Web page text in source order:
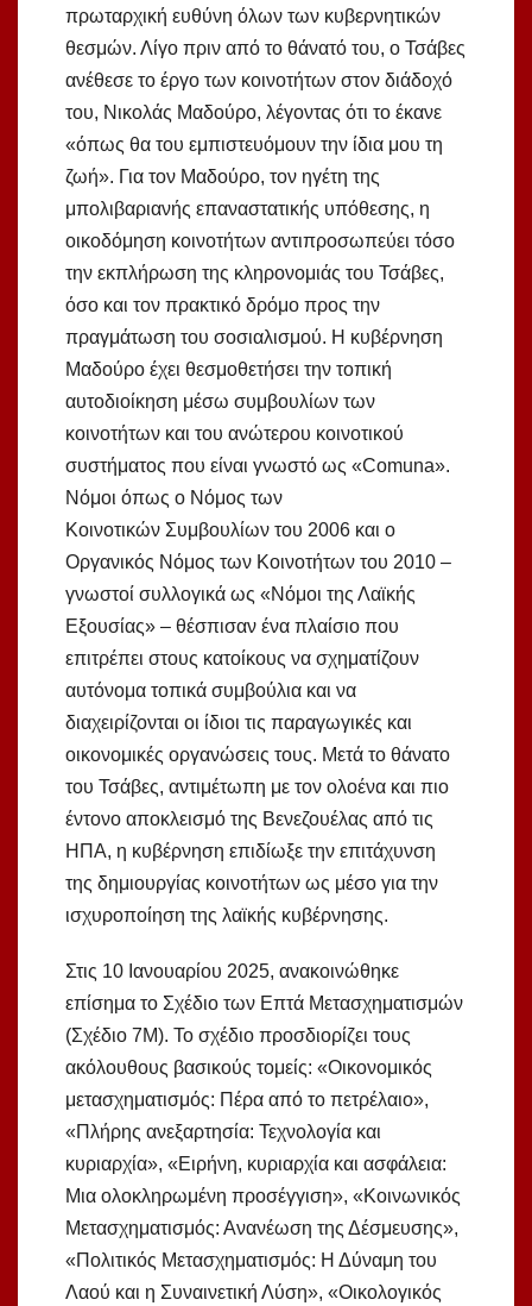
πρωταρχική ευθύνη όλων των κυβερνητικών
θεσμών. Λίγο πριν από το θάνατό του, ο Τσάβες
ανέθεσε το έργο των κοινοτήτων στον διάδοχό
του, Νικολάς Μαδούρο, λέγοντας ότι το έκανε
«όπως θα του εμπιστευόμουν την ίδια μου τη
ζωή». Για τον Μαδούρο, τον ηγέτη της
μπολιβαριανής επαναστατικής υπόθεσης, η
οικοδόμηση κοινοτήτων αντιπροσωπεύει τόσο
την εκπλήρωση της κληρονομιάς του Τσάβες,
όσο και τον πρακτικό δρόμο προς την
πραγμάτωση του σοσιαλισμού. Η κυβέρνηση
Μαδούρο έχει θεσμοθετήσει την τοπική
αυτοδιοίκηση μέσω συμβουλίων των
κοινοτήτων και του ανώτερου κοινοτικού
συστήματος που είναι γνωστό ως «Comuna».
Νόμοι όπως ο Νόμος των
Κοινοτικών Συμβουλίων του 2006 και ο
Οργανικός Νόμος των Κοινοτήτων του 2010 –
γνωστοί συλλογικά ως «Νόμοι της Λαϊκής
Εξουσίας» – θέσπισαν ένα πλαίσιο που
επιτρέπει στους κατοίκους να σχηματίζουν
αυτόνομα τοπικά συμβούλια και να
διαχειρίζονται οι ίδιοι τις παραγωγικές και
οικονομικές οργανώσεις τους. Μετά το θάνατο
του Τσάβες, αντιμέτωπη με τον ολοένα και πιο
έντονο αποκλεισμό της Βενεζουέλας από τις
ΗΠΑ, η κυβέρνηση επιδίωξε την επιτάχυνση
της δημιουργίας κοινοτήτων ως μέσο για την
ισχυροποίηση της λαϊκής κυβέρνησης.
Στις 10 Ιανουαρίου 2025, ανακοινώθηκε
επίσημα το Σχέδιο των Επτά Μετασχηματισμών
(Σχέδιο 7M). Το σχέδιο προσδιορίζει τους
ακόλουθους βασικούς τομείς: «Οικονομικός
μετασχηματισμός: Πέρα από το πετρέλαιο»,
«Πλήρης ανεξαρτησία: Τεχνολογία και
κυριαρχία», «Ειρήνη, κυριαρχία και ασφάλεια:
Μια ολοκληρωμένη προσέγγιση», «Κοινωνικός
Μετασχηματισμός: Ανανέωση της Δέσμευσης»,
«Πολιτικός Μετασχηματισμός: Η Δύναμη του
Λαού και η Συναινετική Λύση», «Οικολογικός